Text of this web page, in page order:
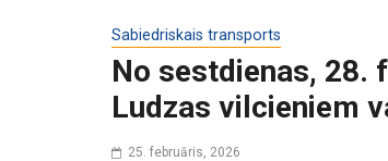
Sabiedriskais transports
No sestdienas, 28.
Ludzas vilcieniem
25. februāris, 2026